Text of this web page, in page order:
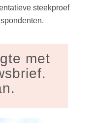
steekproef
met